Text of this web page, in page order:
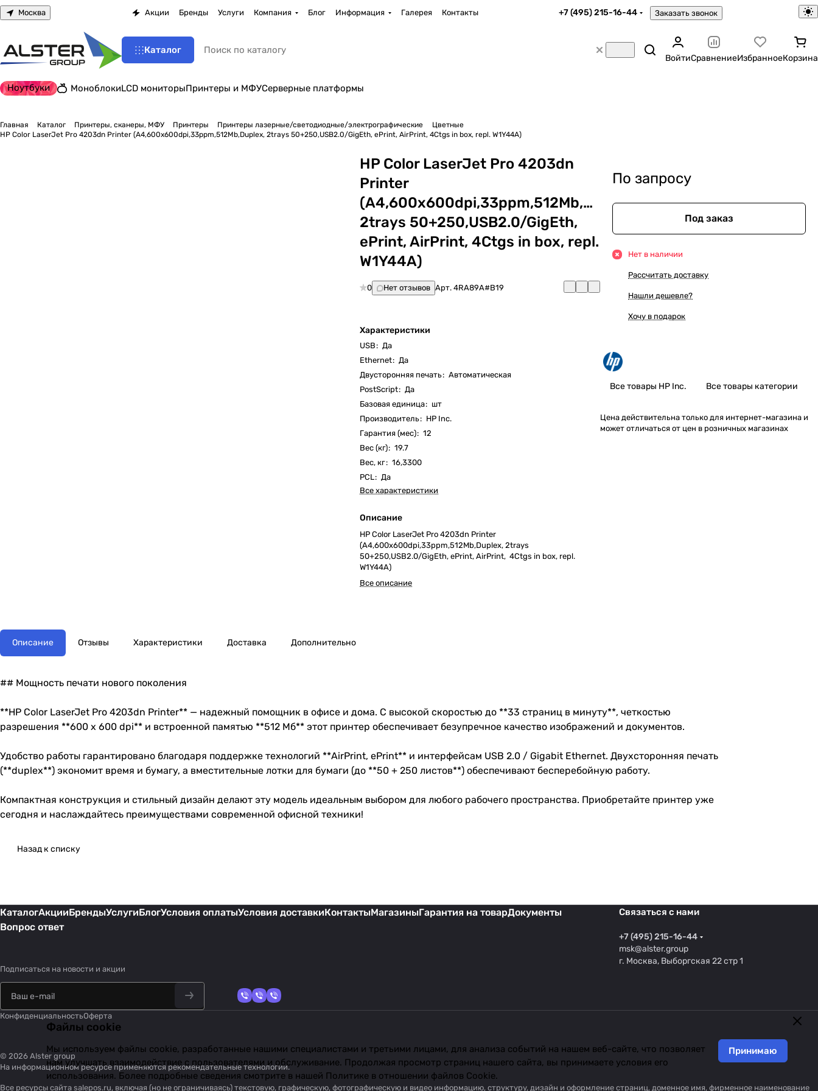
Москва Акции Бренды Услуги Компания Блог Информация Галерея Контакты +7 (495) 215-16-44 Заказать звонок
Каталог
ВойтиСравнениеИзбранноеКорзина
Ноутбуки МоноблокиLCD мониторыПринтеры и МФУСерверные платформы
Главная Каталог Принтеры, сканеры, МФУ Принтеры Принтеры лазерные/светодиодные/электрографические
Цветные
HP Color LaserJet Pro 4203dn Printer (A4,600x600dpi,33ppm,512Mb,Duplex, 2trays 50+250,USB2.0/GigEth, ePrint, AirPrint, 4Ctgs in box, repl. W1Y44A)
HP Color LaserJet Pro 4203dn
Printer
(A4,600x600dpi,33ppm,512Mb,Duplex,
2trays 50+250,USB2.0/GigEth,
ePrint, AirPrint, 4Ctgs in box, repl.
W1Y44A)
0 Нет отзывов Арт.4RA89A#B19
Характеристики
USB: Да
Ethernet: Да
Двусторонняя печать: Автоматическая
PostScript: Да
Базовая единица: шт
Производитель: HP Inc.
Гарантия (мес): 12
Вес (кг): 19.7
Вес, кг: 16,3300
PCL: Да
Все характеристики
Описание
HP Color LaserJet Pro 4203dn Printer
(A4,600x600dpi,33ppm,512Mb,Duplex, 2trays
50+250,USB2.0/GigEth, ePrint, AirPrint, 4Ctgs in box, repl.
W1Y44A)
Все описание
По запросу
Под заказ
Нет в наличии
Рассчитать доставку
Нашли дешевле?
Хочу в подарок
Все товары HP Inc. Все товары категории
Цена действительна только для интернет-магазина и
может отличаться от цен в розничных магазинах
Описание Отзывы Характеристики Доставка Дополнительно
## Мощность печати нового поколения
**HP Color LaserJet Pro 4203dn Printer** — надежный помощник в офисе и дома. С высокой скоростью до **33 страниц в минуту**, четкостью
разрешения **600 x 600 dpi** и встроенной памятью **512 Мб** этот принтер обеспечивает безупречное качество изображений и документов.
Удобство работы гарантировано благодаря поддержке технологий **AirPrint, ePrint** и интерфейсам USB 2.0 / Gigabit Ethernet. Двухсторонняя печать
(**duplex**) экономит время и бумагу, а вместительные лотки для бумаги (до **50 + 250 листов**) обеспечивают бесперебойную работу.
Компактная конструкция и стильный дизайн делают эту модель идеальным выбором для любого рабочего пространства. Приобретайте принтер уже
сегодня и наслаждайтесь преимуществами современной офисной техники!
Назад к списку
КаталогАкцииБрендыУслугиБлогУсловия оплатыУсловия доставкиКонтактыМагазиныГарантия на товарДокументы
Вопрос ответ
Подписаться на новости и акции
Связаться с нами
+7 (495) 215-16-44
msk@alster.group
г. Москва, Выборгская 22 стр 1
КонфиденциальностьОферта
© 2026 Alster group
На информационном ресурсе применяютсярекомендательные технологии.
Все ресурсы сайта salepos.ru, включая (но не ограничиваясь) текстовую, графическую, фотографическую и видео информацию, структуру, дизайн и оформление страниц, доменное имя, фирменное наименование
Файлы cookie
Мы используем файлы cookie, разработанные нашими специалистами и третьими лицами, для анализа событий на нашем веб-сайте, что позволяет
нам улучшать взаимодействие с пользователями и обслуживание. Продолжая просмотр страниц нашего сайта, вы принимаете условия его
использования. Более подробные сведения смотрите в нашей Политике в отношении файлов Cookie.
Принимаю